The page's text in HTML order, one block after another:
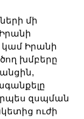
մի
կամ Իրանի
խմբերը
զսպման
ուժի